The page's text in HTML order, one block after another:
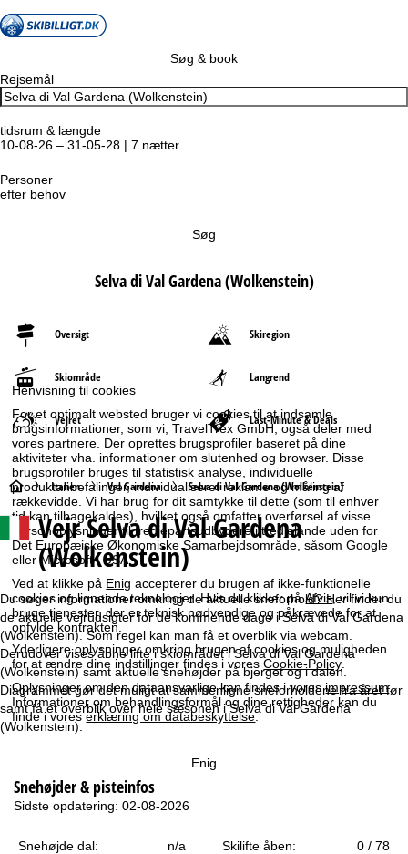
Henvisning til cookies
For et optimalt websted bruger vi cookies til at indsamle
brugsinformationer, som vi, TravelTrex GmbH, også deler med
vores partnere. Der oprettes brugsprofiler baseret på dine
aktiviteter vha. informationer om slutenhed og browser. Disse
brugsprofiler bruges til statistisk analyse, individuelle
produktanbefalinger, individualiseret reklame og måling af
rækkevidde. Vi har brug for dit samtykke til dette (som til enhver
tid kan tilbagekaldes), hvilket også omfatter overførsel af visse
personoplysninger til tredjepartsudbydere i tredjelande uden for
Det Europæiske Økonomiske Samarbejdsområde, såsom Google
eller Microsoft i USA.
Ved at klikke på Enig accepterer du brugen af ikke-funktionelle
cookies og lignende teknologier. Hvis du klikker påAfvis, vil vi kun
bruge tjenester, der er teknisk nødvendige og påkrævede for at
opfylde kontrakten.
Yderligere oplysninger omkring brugen af cookies og muligheden
for at ændre dine indstillinger findes i voresCookie-Policy
Oplysninger om den dataansvarlige kan findes i voresimpressum.
Informationer om behandlingsformål og dine rettigheder kan du
finde i voreserklæring om databeskyttelse.
Enig
Søg & book
Rejsemål
tidsrum & længde
10-08-26 – 31-05-28 | 7 nætter
Personer
efter behov
Søg
Selva di Val Gardena (Wolkenstein)
Oversigt Skiregion
Skiområde Langrend
Vejret Last-Minute & Deals
S
t
a
r
t
s
i
e
Italien Val Gardena Selva di Val Gardena (Wolkenstein)
Vejr Selva di Val Gardena
(Wolkenstein)
Du søger informationer omkring de aktuelle sneforhold? Her finder du
de aktuelle vejrudsigter for de kommende dage i Selva di Val Gardena
(Wolkenstein). Som regel kan man få et overblik via webcam.
Derudover vises åbne lifte i skiområdet i Selva di Val Gardena
(Wolkenstein) samt aktuelle snehøjder på bjerget og i dalen.
Diagrammet gør det muligt at sammenligne sneforholdene fra året før
samt få et overblik over hele sæsonen i Selva di Val Gardena
(Wolkenstein).
Snehøjder & pisteinfos
Sidste opdatering: 02-08-2026
Snehøjde dal: n/a Skilifte åben: 0 / 78